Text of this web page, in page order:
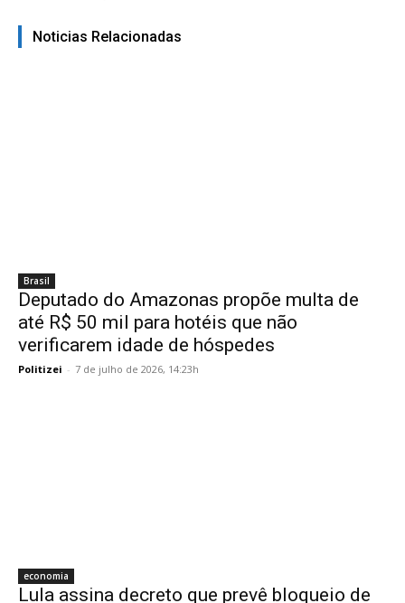
Noticias Relacionadas
Brasil
Deputado do Amazonas propõe multa de
até R$ 50 mil para hotéis que não
verificarem idade de hóspedes
Politizei - 7 de julho de 2026, 14:23h
economia
Lula assina decreto que prevê bloqueio de